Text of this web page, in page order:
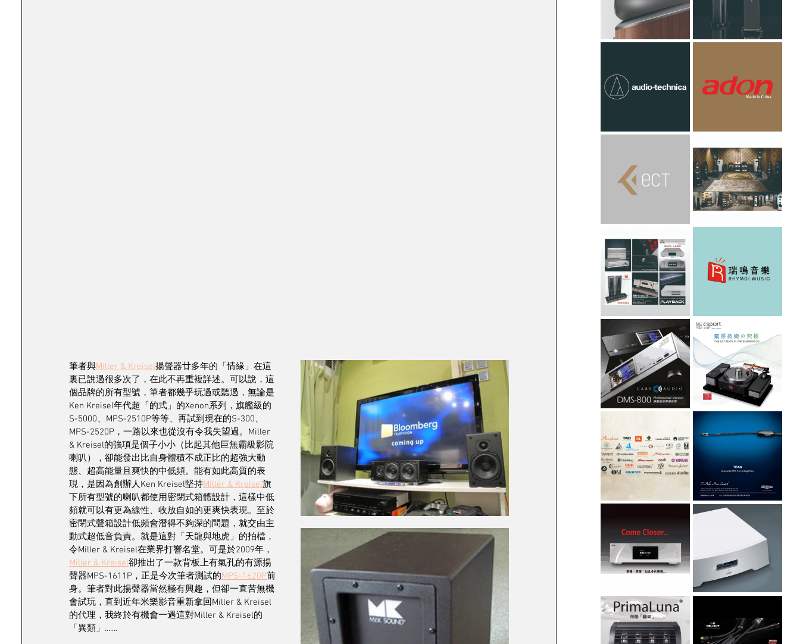
筆者與Miller & Kreisel揚聲器廿多年的「情緣」在這
裏已說過很多次了，在此不再重複詳述。可以說，這
個品牌的所有型號，筆者都幾乎玩過或聽過，無論是
Ken Kreisel年代超「的式」的Xenon系列，旗艦級的
S-5000、MPS-2510P等等、再試到現在的S-300、
MPS-2520P，一路以來也從沒有令我失望過。Miller
& Kreisel的強項是個子小小（比起其他巨無霸級影院
喇叭），卻能發出比自身體積不成正比的超強大動
態、超高能量且爽快的中低頻。能有如此高質的表
現，是因為創辦人Ken Kreisel堅持Miller & Kreisel旗
下所有型號的喇叭都使用密閉式箱體設計，這樣中低
頻就可以有更為線性、收放自如的更爽快表現。至於
密閉式聲箱設計低頻會潛得不夠深的問題，就交由主
動式超低音負責。就是這對「天龍與地虎」的拍檔，
令Miller & Kreisel在業界打響名堂。可是於2009年，
Miller & Kreisel卻推出了一款背板上有氣孔的有源揚
聲器MPS-1611P，正是今次筆者測試的MPS-1620P前
身。筆者對此揚聲器當然極有興趣，但卻一直苦無機
會試玩，直到近年米樂影音重新拿回Miller & Kreisel
的代理，我終於有機會一遇這對Miller & Kreisel的
「異類」.......